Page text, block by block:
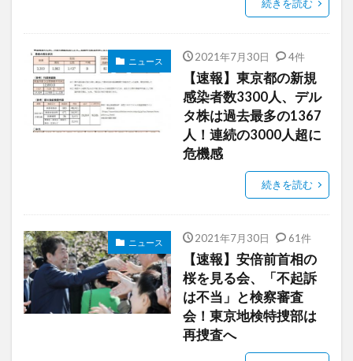
続きを読む
ニュース 2021年7月30日 4件
【速報】東京都の新規
感染者数3300人、デル
タ株は過去最多の1367
人！連続の3000人超に
危機感
続きを読む
ニュース 2021年7月30日 61件
【速報】安倍前首相の
桜を見る会、「不起訴
は不当」と検察審査
会！東京地検特捜部は
再捜査へ